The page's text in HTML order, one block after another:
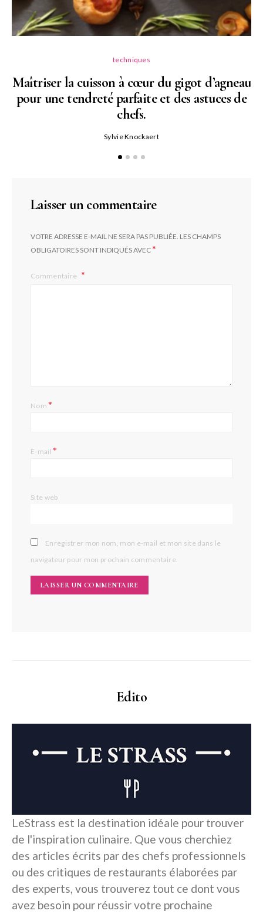
techniques
Maîtriser la cuisson à cœur du gigot d’agneau
pour une tendreté parfaite et des astuces de
chefs.
Sylvie Knockaert
Laisser un commentaire
VOTRE ADRESSE E-MAIL NE SERA PAS PUBLIÉE. LES CHAMPS
OBLIGATOIRES SONT INDIQUÉS AVEC*
Commentaire
Nom*
E-mail*
Site web
Enregistrer mon nom, mon e-mail et mon site dans le
navigateur pour mon prochain commentaire.
Edito
LeStrass est la destination idéale pour trouver
de l'inspiration culinaire. Que vous cherchiez
des articles écrits par des chefs professionnels
ou des critiques de restaurants élaborées par
des experts, vous trouverez tout ce dont vous
avez besoin pour réussir votre prochaine